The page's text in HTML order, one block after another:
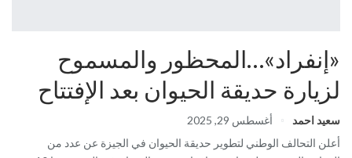
«إنفراد»…المحظور والمسموح
لزيارة حديقة الحيوان بعد الإفتتاح
سعيد احمد
أغسطس 29, 2025
أعلن التحالف الوطني لتطوير حديقة الحيوان في الجيزة عن عدد من